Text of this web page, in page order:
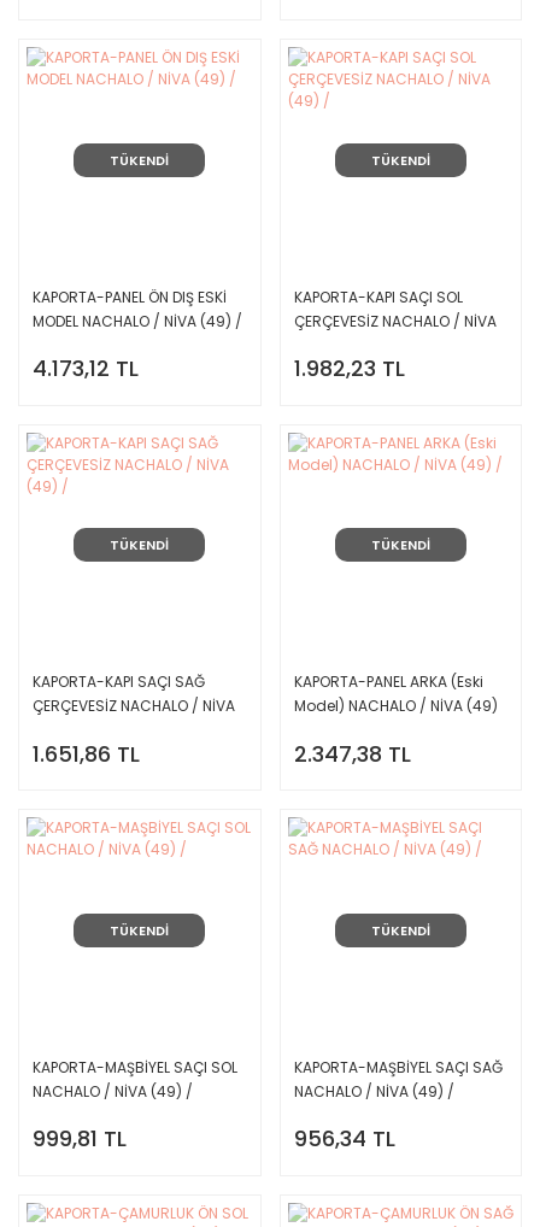
TÜKENDİ
KAPORTA-PANEL ÖN DIŞ ESKİ
MODEL NACHALO / NİVA (49) /
4.173,12 TL
TÜKENDİ
KAPORTA-KAPI SAÇI SOL
ÇERÇEVESİZ NACHALO / NİVA
1.982,23 TL
TÜKENDİ
KAPORTA-KAPI SAÇI SAĞ
ÇERÇEVESİZ NACHALO / NİVA
1.651,86 TL
TÜKENDİ
KAPORTA-PANEL ARKA (Eski
Model) NACHALO / NİVA (49)
2.347,38 TL
TÜKENDİ
KAPORTA-MAŞBİYEL SAÇI SOL
NACHALO / NİVA (49) /
999,81 TL
TÜKENDİ
KAPORTA-MAŞBİYEL SAÇI SAĞ
NACHALO / NİVA (49) /
956,34 TL